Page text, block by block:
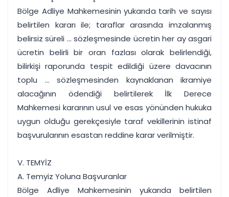
Bölge Adliye Mahkemesinin yukarıda tarih ve sayısı
belirtilen kararı ile; taraflar arasında imzalanmış
belirsiz süreli ... sözleşmesinde ücretin her ay asgari
ücretin belirli bir oran fazlası olarak belirlendiği,
bilirkişi raporunda tespit edildiği üzere davacının
toplu ... sözleşmesinden kaynaklanan ikramiye
alacağının ödendiği belirtilerek İlk Derece
Mahkemesi kararının usul ve esas yönünden hukuka
uygun olduğu gerekçesiyle taraf vekillerinin istinaf
başvurularının esastan reddine karar verilmiştir.
V. TEMYİZ
A. Temyiz Yoluna Başvuranlar
Bölge Adliye Mahkemesinin yukarıda belirtilen